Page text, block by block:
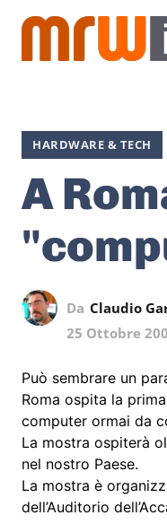
HARDWARE & TECH
A
Da Claudio
25 Ottobre
Può sembrare un
Roma ospita la
computer ormai da
La mostra ospiterà
nel nostro Paese.
La mostra è
dell’Auditorio